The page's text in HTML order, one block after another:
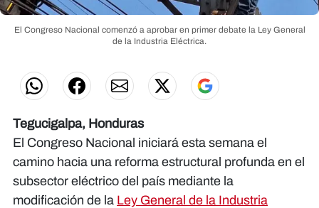
El Congreso Nacional comenzó a aprobar en primer debate la Ley General
de la Industria Eléctrica.
Tegucigalpa, Honduras
El Congreso Nacional iniciará esta semana el
camino hacia una reforma estructural profunda en el
subsector eléctrico del país mediante la
modificación de la Ley General de la Industria